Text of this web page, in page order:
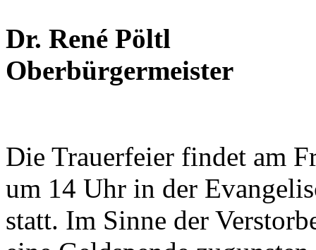
Dr. René Pöltl
Oberbürgermeister
Die Trauerfeier findet am
um 14 Uhr in der
statt. Im Sinne der